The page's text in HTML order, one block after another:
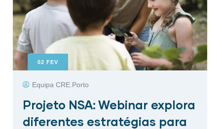
02 FEV
Equipa CRE.Porto
Projeto NSA: Webinar explora
diferentes estratégias para